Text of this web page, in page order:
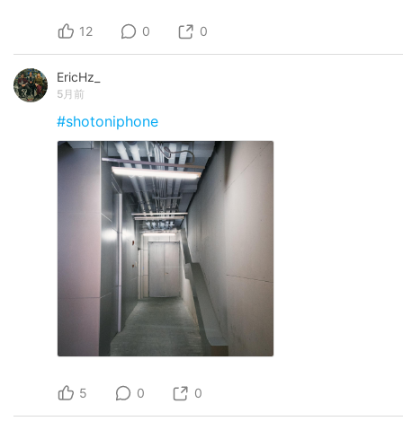
12 0 0
EricHz_
5月前
#shotoniphone
5 0 0